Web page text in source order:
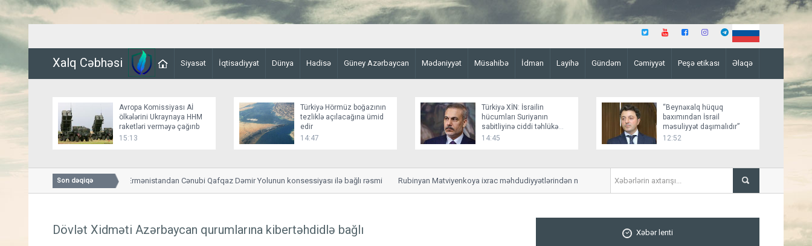
Xalq Cəbhəsi Siyasət İqtisadiyyat Dünya Hadisə Güney Azərbaycan Mədəniyyət Müsahibə İdman Layihə Gündəm Cəmiyyət Peşə etikası Əlaqə
Avropa Komissiyası Aİ
ölkələrini Ukraynaya HHM
raketləri verməyə çağırıb
15:13
Türkiyə Hörmüz boğazının
tezliklə açılacağına ümid
edir
14:47
Türkiyə XİN: İsrailin
hücumları Suriyanın
sabitliyinə ciddi təhlükə
yaradır
14:45
“Beynəxalq hüquq
baxımından İsrail
məsuliyyət daşımalıdır”
12:52
Son dəqiqə
Overçuk: Moskva Ermənistandan Cənubi Qafqaz Dəmir Yolunun konsessiyası ilə bağlı rəsmi
bildiriş almayıb
Rubinyan Matviyenkoya ixrac məhdudiyyətlərindən narahatlığını çatdırıb 6 marşrutun hərəkəti
Dövlət Xidməti Azərbaycan qurumlarına kibertəhdidlə bağlı
Xəbər lenti